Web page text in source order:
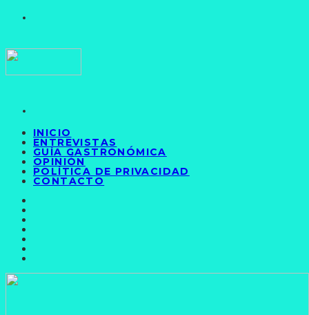
INICIO
ENTREVISTAS
GUÍA GASTRONÓMICA
OPINIÓN
POLÍTICA DE PRIVACIDAD
CONTACTO